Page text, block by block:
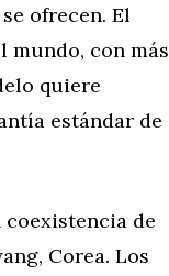
ofrecen. El
mundo, con más
quiere
estándar de
coexistencia de
Corea. Los